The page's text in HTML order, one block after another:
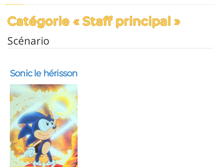
Catégorie « Staff principal »
Scénario
Sonic le hérisson